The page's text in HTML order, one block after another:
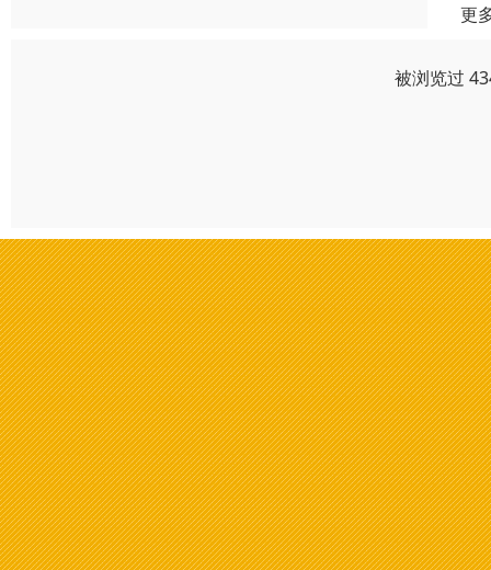
更
被浏览过